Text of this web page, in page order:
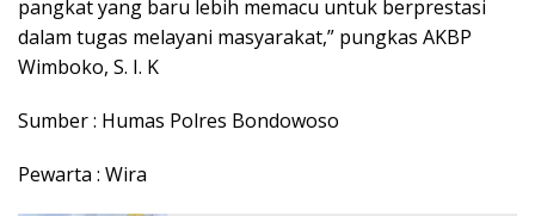
pangkat yang baru lebih memacu untuk berprestasi
dalam tugas melayani masyarakat,” pungkas AKBP
Wimboko, S. I. K
Sumber : Humas Polres Bondowoso
Pewarta : Wira